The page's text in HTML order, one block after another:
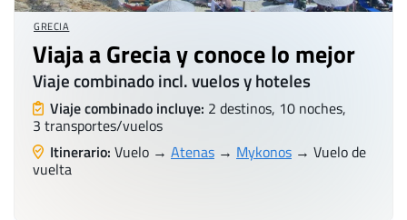
GRECIA
Viaja a Grecia y conoce lo mejor
Viaje combinado incl. vuelos y hoteles
Viaje combinado incluye: 2 destinos, 10 noches,
3 transportes/vuelos
Itinerario: Vuelo → Atenas → Mykonos → Vuelo de
vuelta